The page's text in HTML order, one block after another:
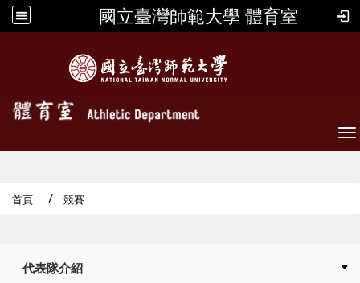
國立臺灣師範大學 體育室
首頁 競賽
代表隊介紹